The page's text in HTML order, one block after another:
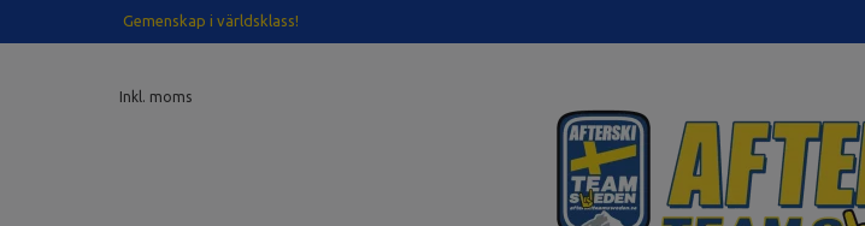
Gemenskap i världsklass!
Inkl. moms